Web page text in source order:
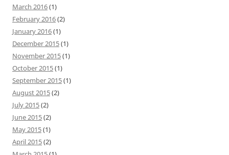
March 2016(1)
February 2016(2)
January 2016(1)
December 2015(1)
November 2015(1)
October 2015(1)
September 2015(1)
August 2015(2)
July 2015(2)
June 2015(2)
May 2015(1)
April 2015(2)